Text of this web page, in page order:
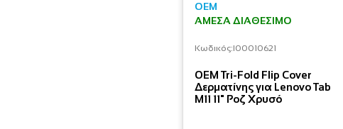
OEM
ΆΜΕΣΑ ΔΙΑΘΈΣΙΜΟ
Κωδικός:I00010621
OEM Tri-Fold Flip Cover
Δερματίνης για Lenovo Tab
M11 11" Ροζ Χρυσό